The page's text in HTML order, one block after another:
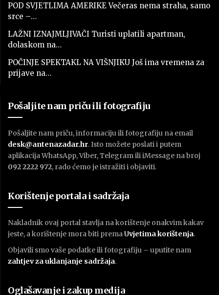
POD SVJETLIMA AMERIKE Večeras nema straha, samo
srce –…
LAŽNI IZNAJMLJIVAČI Turisti uplatili apartman,
dolaskom na…
POČINJE SPEKTAKL NA VIŠNJIKU Još ima vremena za
prijave na…
Pošaljite nam priču ili fotografiju
Pošaljite nam priču, informaciju ili fotografiju na email
desk@antenazadar.hr. Isto možete poslati i putem
aplikacija WhatsApp, Viber, Telegram ili iMessage na broj
092 2222 972, rado ćemo je istražiti i objaviti.
Korištenje portala i sadržaja
Nakladnik ovaj portal stavlja na korištenje onakvim kakav
jeste, a korištenje mora biti premaUvjetima korištenja.
Objavili smo vaše podatke ili fotografiju – uputite nam
zahtjev za uklanjanje sadržaja.
Oglašavanje i zakup medija